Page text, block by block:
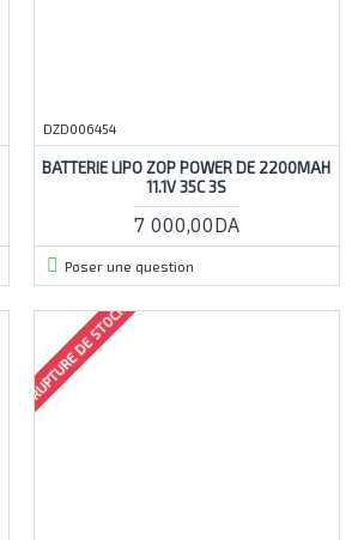
DZD006454
BATTERIE LIPO ZOP POWER DE 2200MAH
11.1V 35C 3S
7 000,00DA
Poser une question
RUPTURE DE STOCK